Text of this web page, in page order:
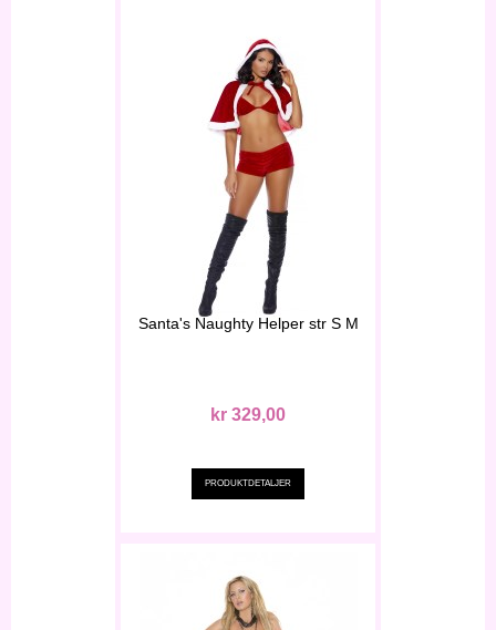
Santa's Naughty Helper str S M
kr 329,00
PRODUKTDETALJER